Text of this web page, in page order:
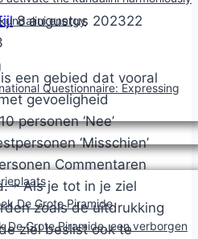
energy
Questionnaire: Expressing
De Grote Piramide
De Grote Piramide, een verborgen
8 augustus 202322
een gebied dat vooral
met gevoeligheid
personen ‘Nee’
‘Misschien’
Commentaren
– Als je tot in je ziel
zoals de uitdrukking
ziel beslist ook te